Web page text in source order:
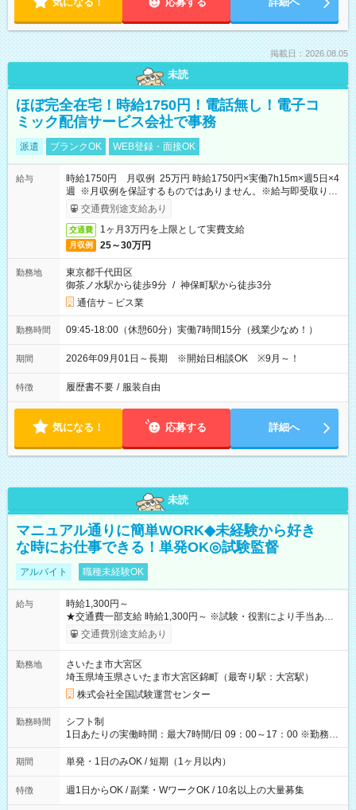
掲載日：2026.08.05
未読
ほぼ完全在宅！時給1750円！電話無し！電子コ
ミック配信サービス会社で事務
派遣 ブランクOK WEB登録・面接OK
給与
時給1750円 月収例 25万円 時給1750円×実働7h15m×週5日×4
週 ※月収例を保証するものではありません。※給与即受取りサ
ービス利用可（利用条件有）
交通費別途支給あり
交通費 1ヶ月3万円を上限として実費支給
月収例 25～30万円
勤務地
東京都千代田区
御茶ノ水駅から徒歩9分 / 神保町駅から徒歩3分
通信サ－ビス業
勤務時間 09:45-18:00（休憩60分）実働7時間15分（残業少なめ！）
期間 2026年09月01日～長期 ※開始日相談OK ※9月～！
特徴 履歴書不要 / 服装自由
気になる！ 応募する 詳細へ
未読
マニュアル通りに簡単WORK◆未経験から好き
な時にお仕事できる！単発OK◎試験監督
アルバイト 職種未経験OK
給与
時給1,300円～
★交通費一部支給 時給1,300円～ ※試験・役割により手当あり
※勤務回数により昇給あり 【即給（前払い）オプションあ
り！】 希望される場合、勤務から1週間ほどで給与の一部を受け
例】 ・河合塾模擬試験 8:30～17:30（休憩1時間） 時給1,300円
×8時間＝日収10,400円＋交通費 ※当日の役割により時給＋100
円の場合あり ・国家試験 7:00～13:30（休憩なし） 時給1,300
円（役割手当＋100円）×6時間＝日収8,400円＋交通費 【試用期
間】試用期間なし
交通費別途支給あり
勤務地
さいたま市大宮区
埼玉県埼玉県さいたま市大宮区錦町（最寄り駅：大宮駅）
株式会社全国試験運営センター
勤務時間
シフト制
1日あたりの実働時間：最大7時間/日 09：00～17：00 ※勤務時
間は 試験により異なります。
期間 単発・1日のみOK / 短期（1ヶ月以内）
特徴 週1日からOK / 副業・WワークOK / 10名以上の大量募集